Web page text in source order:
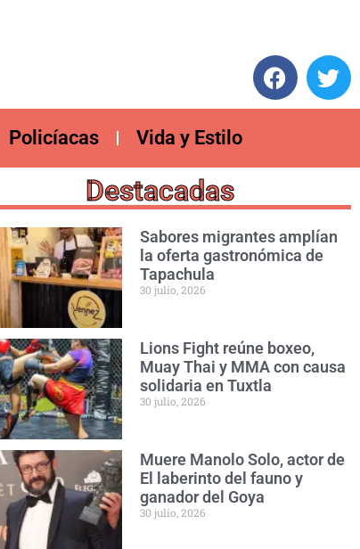
Policíacas Vida y Estilo
Destacadas
Sabores migrantes amplían
la oferta gastronómica de
Tapachula
30 julio, 2026
Lions Fight reúne boxeo,
Muay Thai y MMA con causa
solidaria en Tuxtla
30 julio, 2026
Muere Manolo Solo, actor de
El laberinto del fauno y
ganador del Goya
30 julio, 2026